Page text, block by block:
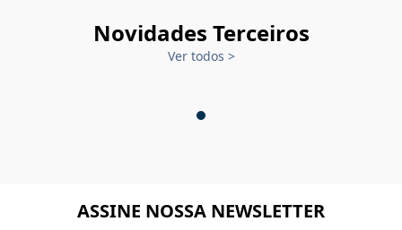
Novidades Terceiros
Ver todos >
ASSINE NOSSA NEWSLETTER